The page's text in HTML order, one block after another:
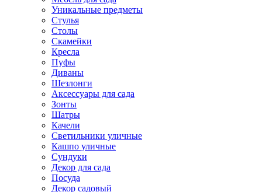
Уникальные предметы
Стулья
Столы
Скамейки
Кресла
Пуфы
Диваны
Шезлонги
Аксессуары для сада
Зонты
Шатры
Качели
Cветильники уличные
Кашпо уличные
Сундуки
Декор для сада
Посуда
Декор садовый